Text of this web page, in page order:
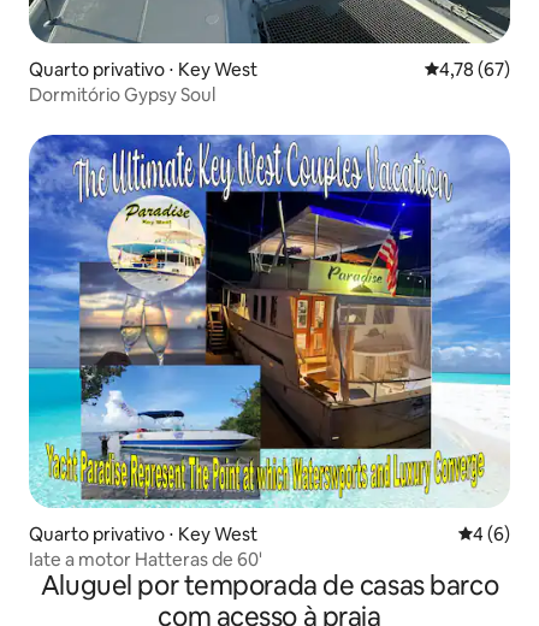
Quarto privativo ⋅ Key West 4,78 de uma
4,78 (67)
Dormitório Gypsy Soul
Quarto privativo ⋅ Key West 4 de uma
4 (6)
Iate a motor Hatteras de 60'
Aluguel por temporada de casas barco
com acesso à praia